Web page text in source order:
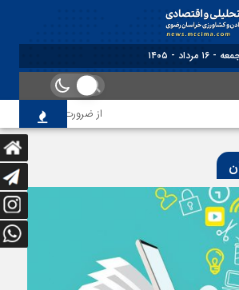
مرداد - ۱۴۰۵
از ضرورت اصلاح